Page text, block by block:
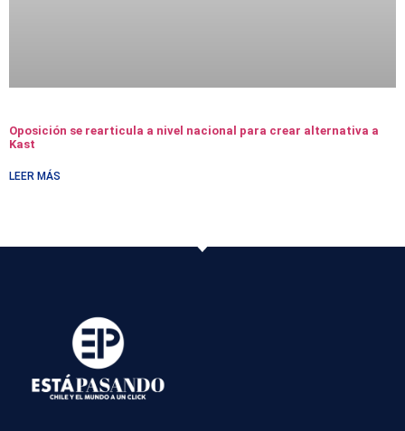
Oposición se rearticula a nivel nacional para crear alternativa a
Kast
LEER MÁS